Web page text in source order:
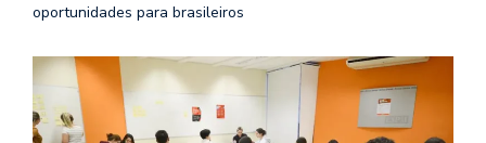
oportunidades para brasileiros